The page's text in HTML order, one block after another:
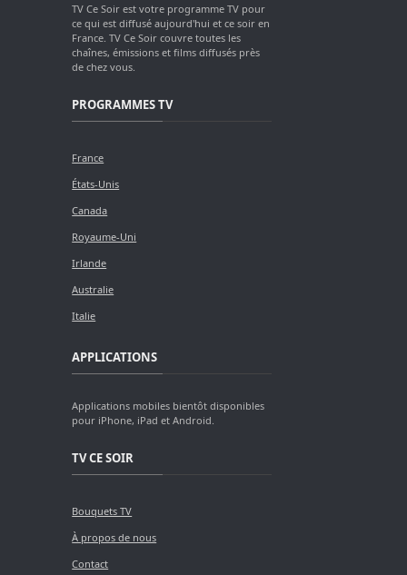
TV Ce Soir est votre programme TV pour
ce qui est diffusé aujourd'hui et ce soir en
France. TV Ce Soir couvre toutes les
chaînes, émissions et films diffusés près
de chez vous.
PROGRAMMES TV
France
États-Unis
Canada
Royaume-Uni
Irlande
Australie
Italie
APPLICATIONS
Applications mobiles bientôt disponibles
pour iPhone, iPad et Android.
TV CE SOIR
Bouquets TV
À propos de nous
Contact